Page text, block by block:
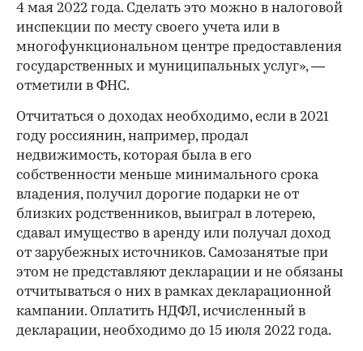
4 мая 2022 года. Сделать это можно в налоговой
инспекции по месту своего учета или в
многофункциональном центре предоставления
государственных и муниципальных услуг», —
отметили в ФНС.
Отчитаться о доходах необходимо, если в 2021
году россиянин, например, продал
недвижимость, которая была в его
собственности меньше минимального срока
владения, получил дорогие подарки не от
близких родственников, выиграл в лотерею,
сдавал имущество в аренду или получал доход
от зарубежных источников. Самозанятые при
этом не представляют декларации и не обязаны
отчитываться о них в рамках декларационной
кампании. Оплатить НДФЛ, исчисленный в
декларации, необходимо до 15 июля 2022 года.